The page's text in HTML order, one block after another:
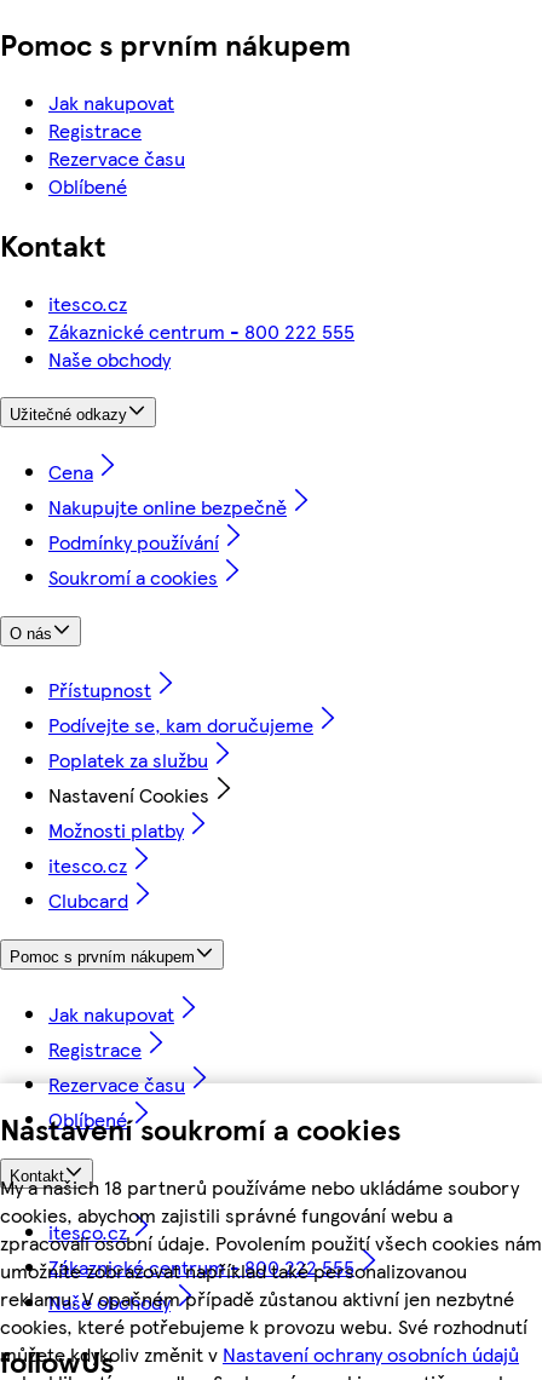
Nastavení soukromí a cookies
My a našich 18 partnerů používáme nebo ukládáme soubory
cookies, abychom zajistili správné fungování webu a
zpracovali osobní údaje. Povolením použití všech cookies nám
umožníte zobrazovat například také personalizovanou
reklamu. V opačném případě zůstanou aktivní jen nezbytné
cookies, které potřebujeme k provozu webu. Své rozhodnutí
můžete kdykoliv změnit v Nastavení ochrany osobních údajů
Pomoc s prvním nákupem
Jak nakupovat
Registrace
Rezervace času
Oblíbené
Kontakt
itesco.cz
Zákaznické centrum - 800 222 555
Naše obchody
Užitečné odkazy
Cena
Nakupujte online bezpečně
Podmínky používání
Soukromí a cookies
O nás
Přístupnost
Podívejte se, kam doručujeme
Poplatek za službu
Nastavení Cookies
Možnosti platby
itesco.cz
Clubcard
Pomoc s prvním nákupem
Jak nakupovat
Registrace
Rezervace času
Oblíbené
Kontakt
itesco.cz
Zákaznické centrum - 800 222 555
Naše obchody
followUs